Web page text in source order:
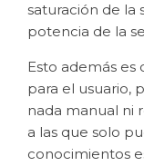
saturación de la
potencia de la
Esto además
para el usuario,
nada manual ni
a las que solo
conocimientos